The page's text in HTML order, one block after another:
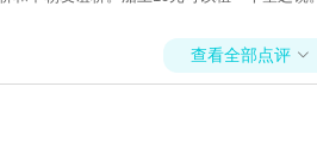
查看全部点评 